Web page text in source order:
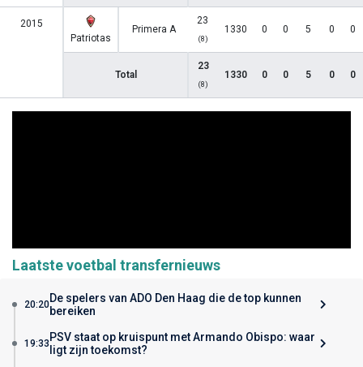
2015
Patriotas
Primera A
23
(8)
1330 0 0 5 0 0
Total
23
(8)
1330 0 0 5 0 0
Laatste voetbal transfernieuws
20:20De spelers van ADO Den Haag die de top kunnen
bereiken
19:33 PSV staat op kruispunt met Armando Obispo: waar
ligt zijn toekomst?